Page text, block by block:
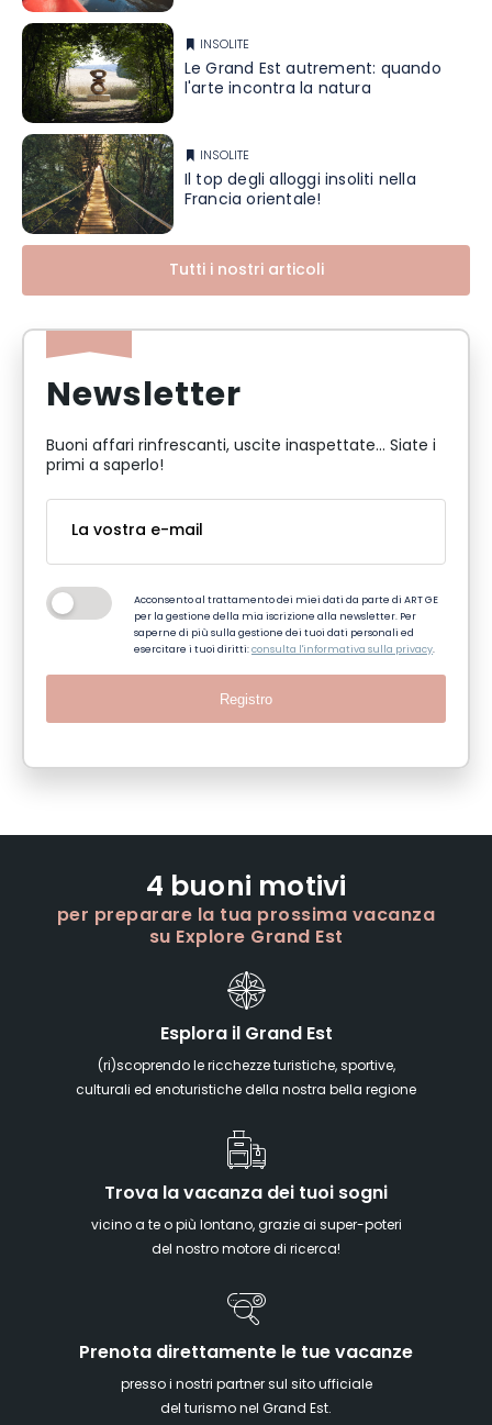
INSOLITE
Le Grand Est autrement: quando
l'arte incontra la natura
INSOLITE
Il top degli alloggi insoliti nella
Francia orientale!
Tutti i nostri articoli
Newsletter
Buoni affari rinfrescanti, uscite inaspettate... Siate i
primi a saperlo!
Acconsento al trattamento dei miei dati da parte di ART GE
per la gestione della mia iscrizione alla newsletter. Per
saperne di più sulla gestione dei tuoi dati personali ed
esercitare i tuoi diritti:consulta l'informativa sulla privacy.
Registro
4 buoni motivi
per preparare la tua prossima vacanza
su Explore Grand Est
Esplora il Grand Est
(ri)scoprendo le ricchezze turistiche, sportive,
culturali ed enoturistiche della nostra bella regione
Trova la vacanza dei tuoi sogni
vicino a te o più lontano, grazie ai super-poteri
del nostro motore di ricerca!
Prenota direttamente le tue vacanze
presso i nostri partner sul sito ufficiale
del turismo nel Grand Est.